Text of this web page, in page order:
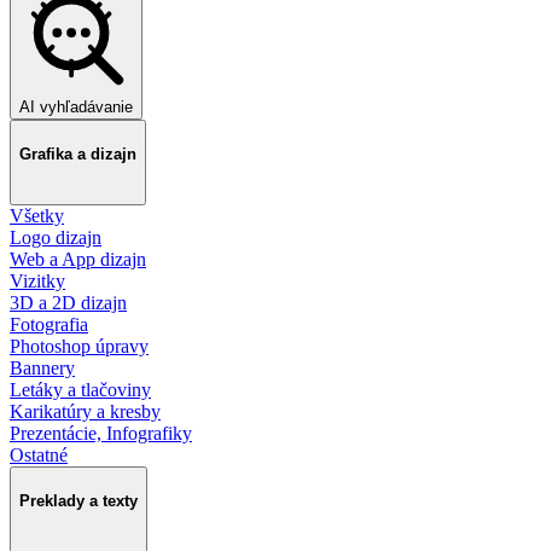
AI vyhľadávanie
Grafika a dizajn
Všetky
Logo dizajn
Web a App dizajn
Vizitky
3D a 2D dizajn
Fotografia
Photoshop úpravy
Bannery
Letáky a tlačoviny
Karikatúry a kresby
Prezentácie, Infografiky
Ostatné
Preklady a texty